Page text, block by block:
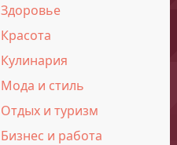
Здоровье
Красота
Кулинария
Мода и стиль
Отдых и туризм
Бизнес и работа